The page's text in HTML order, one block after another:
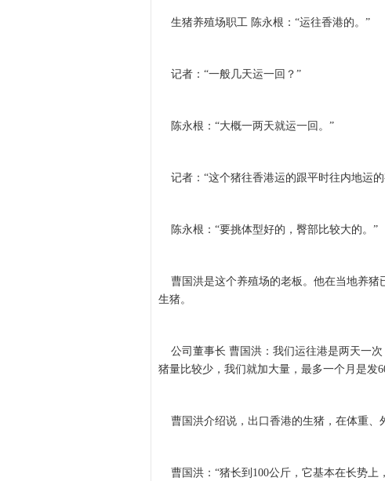
生猪养殖场职工 陈永根：“运往香港的。”
记者：“一般几天运一回？”
陈永根：“大概一两天就运一回。”
记者：“这个猪往香港运的跟平时往内地运
陈永根：“要挑体型好的，臀部比较大的。”
曹国洪是这个养殖场的老板。他在当地养猪
生猪。
公司董事长 曹国洪：我们运往港是两天一
猪量比较少，我们就加大量，最多一个月是发
曹国洪介绍说，出口香港的生猪，在体重、
曹国洪：“猪长到100公斤，它基本在长势上